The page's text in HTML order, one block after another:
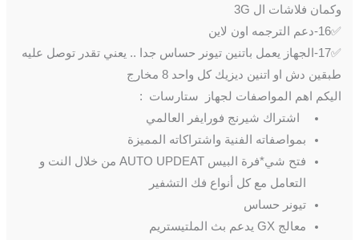
وكمان فلاشات ال 3G
✅16-دعم الترجمه اون لاين
✅17-الجهاز يعمل باتنين تيونر حساس جدا .. يعني تقدر توصل عليه
طبقين دش او اتنين ديزيك كل واحد 8 مخارج
اليكم اهم المواصفات لجهاز ستارسات :
اشتراك شيرنج فورايفر العالمي
بمواصفاته الفنية واشتراكاته المميزة
فتح شي*فرة البيس AUTO UPDEAT من خلال النت و
التعامل مع كل أنواع فك التشفير
تيونر حساس
معالج GX يدعم بث الملتيستريم